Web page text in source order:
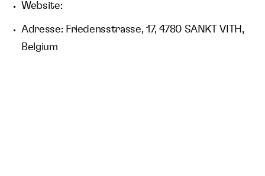
Website:
Adresse: Friedensstrasse, 17, 4780 SANKT VITH,
Belgium